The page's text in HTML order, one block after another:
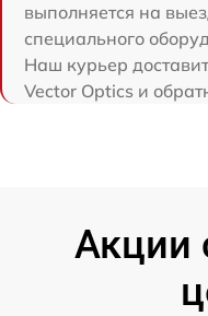
выполняется на
специального
Наш курьер
Vector Optics и
Акции